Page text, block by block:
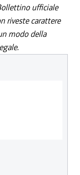
ufficiale
riveste carattere
modo della